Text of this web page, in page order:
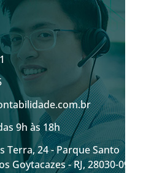
9h às 18h
Terra, 24 - Parque Santo
Goytacazes - RJ, 28030-095